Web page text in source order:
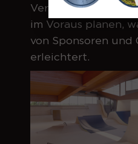
im Voraus planen,
von Sponsoren
erleichtert.